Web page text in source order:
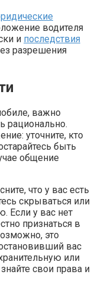
водителя
и последствия
разрешения
важно
рационально.
уточните, кто
быть
общение
что у вас есть
скрываться или
Если у вас нет
признаться в
это
вас
или
свои права и